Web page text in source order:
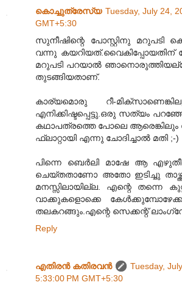
കൊച്ചുത്രേസ്യ Tuesday, July 24,
GMT+5:30
സുനീഷിന്റെ പോസ്റ്റിനു മറുപടി
വന്നു കയറിയത്‌.വൈകിപ്പോയതിന്‌
മറുപടി പറയാല്‍
തുടങ്ങിയതാണ്‌.
കാര്യമൊരു റീ-
എനിക്കിഷ്ടപ്പെട്ടു.ഒരു സത്യം
കഥാപത്രത്തെ പോലെ
ഫ്ലാറ്റായി എന്നു ചോദിച്ചാല്‍ മതി ;-)
പിന്നെ ബെര്‍ലി മാഷേ ആ
ചെയ്തതാണോ അതോ ഇടിച്ചു
മനസ്സിലായില്ല. എന്റെ തന്നെ
വാക്കുകളൊക്കെ
തലകറങ്ങും.എന്റെ സെക്കന്റ്‌
Reply
എതിരന്‍ കതിരവന്‍
Tuesday,
5:33:00 PM GMT+5:30